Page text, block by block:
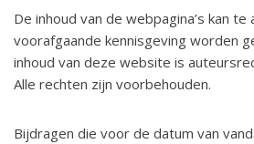
De inhoud van de webpagina’s kan
voorafgaande kennisgeving worden
inhoud van deze website is
Alle rechten zijn voorbehouden.
Bijdragen die voor de datum van